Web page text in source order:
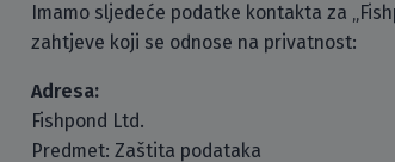
Imamo sljedeće podatke kontakta za
zahtjeve koji se odnose na privatnost:
Adresa:
Fishpond Ltd.
Predmet: Zaštita podataka